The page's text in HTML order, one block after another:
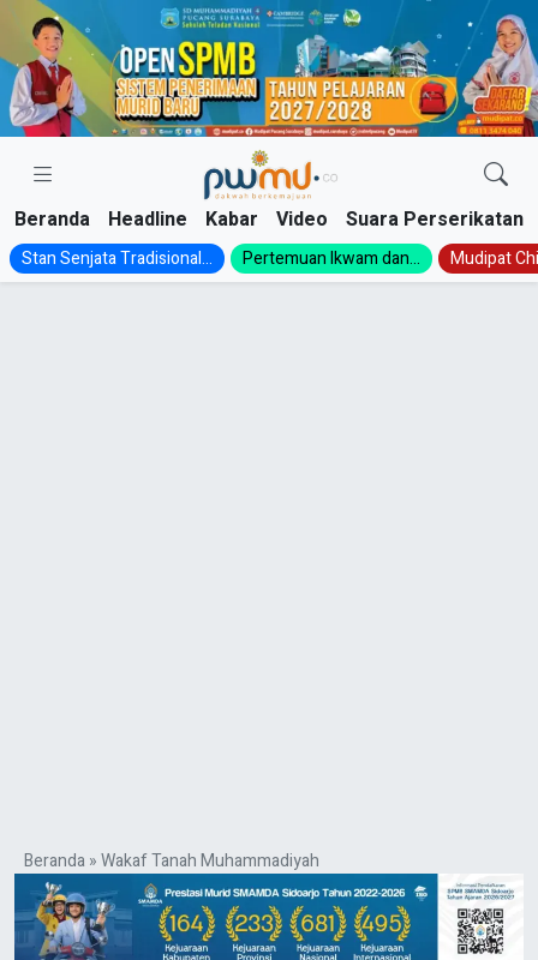
Skip
content
Beranda Headline Kabar Video Suara Perserikatan
Stan Senjata Tradisional... Pertemuan Ikwam dan... Mudipat
Beranda»Wakaf Tanah Muhammadiyah